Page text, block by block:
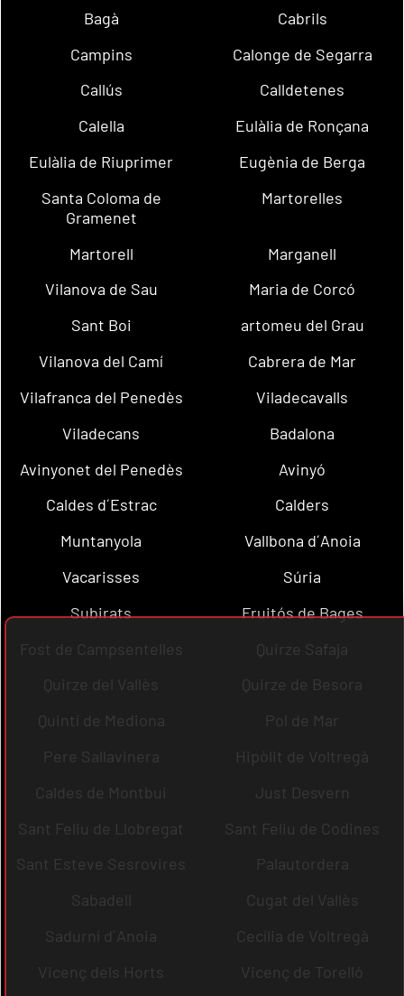
Bagà
Cabrils
Campins
Calonge de Segarra
Callús
Calldetenes
Calella
Eulàlia de Ronçana
Eulàlia de Riuprimer
Eugènia de Berga
Santa Coloma de
Gramenet
Martorelles
Martorell
Marganell
Vilanova de Sau
Maria de Corcó
Sant Boi
artomeu del Grau
Vilanova del Camí
Cabrera de Mar
Vilafranca del Penedès
Viladecavalls
Viladecans
Badalona
Avinyonet del Penedès
Avinyó
Caldes d´Estrac
Calders
Muntanyola
Vallbona d´Anoia
Vacarisses
Súria
Subirats
Fruitós de Bages
Fost de Campsentelles
Quirze Safaja
Quirze del Vallès
Quirze de Besora
Quintí de Mediona
Pol de Mar
Pere Sallavinera
Hipòlit de Voltregà
Caldes de Montbui
Just Desvern
Sant Feliu de Llobregat
Sant Feliu de Codines
Sant Esteve Sesrovires
Palautordera
Sabadell
Cugat del Vallès
Sadurní d´Anoia
Cecília de Voltregà
Vicenç dels Horts
Vicenç de Torelló